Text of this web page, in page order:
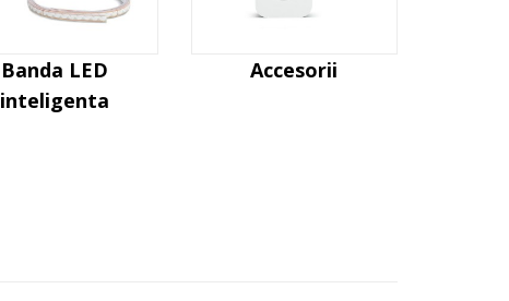
Banda LED
inteligenta
Accesorii